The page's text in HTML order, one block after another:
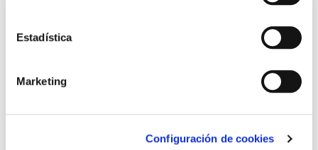
Estadística
Marketing
Configuración de cookies